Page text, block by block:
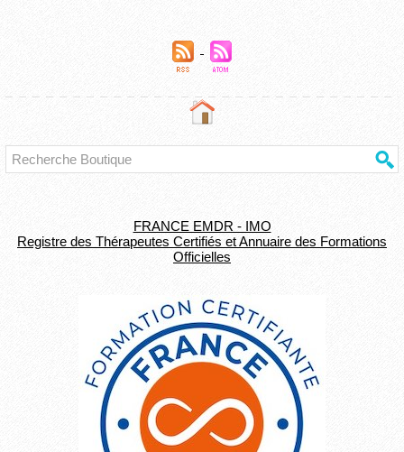
FRANCE EMDR - IMO
Registre des Thérapeutes Certifiés et Annuaire des Formations
Officielles